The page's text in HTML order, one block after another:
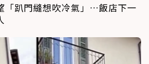
「趴門縫想吹冷氣」…飯店下一